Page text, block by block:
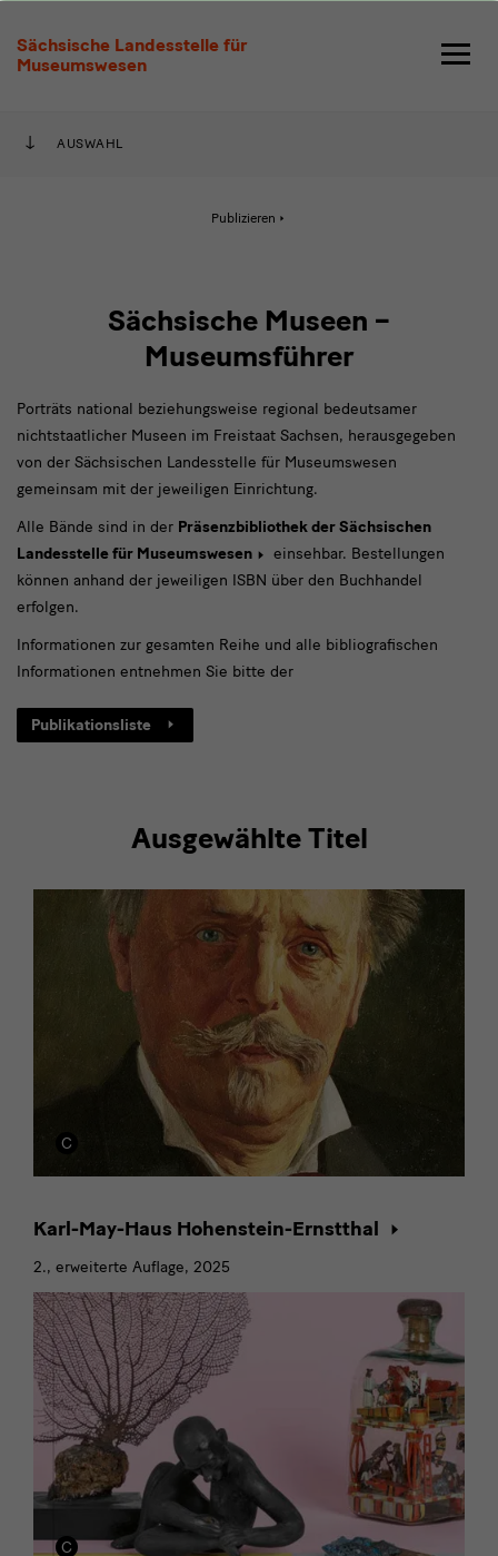
Sächsische Landesstelle für
Museumswesen
Museen
Museumsführer
AUSWAHL
Publizieren
Sächsische Museen –
Museumsführer
Porträts national beziehungsweise regional bedeutsamer
nichtstaatlicher Museen im Freistaat Sachsen, herausgegeben
von der Sächsischen Landesstelle für Museumswesen
gemeinsam mit der jeweiligen Einrichtung.
Alle Bände sind in der Präsenzbibliothek der Sächsischen
Landesstelle für Museumswesen
einsehbar. Bestellungen
können anhand der jeweiligen ISBN über den Buchhandel
erfolgen.
Informationen zur gesamten Reihe und alle bibliografischen
Informationen entnehmen Sie bitte der
Publikationsliste
Ausgewählte Titel
Karl-May-Haus Hohenstein-Ernstthal
2., erweiterte Auflage, 2025